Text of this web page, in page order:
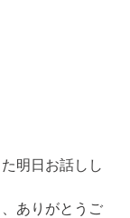
明日お話しし
ありがとうご